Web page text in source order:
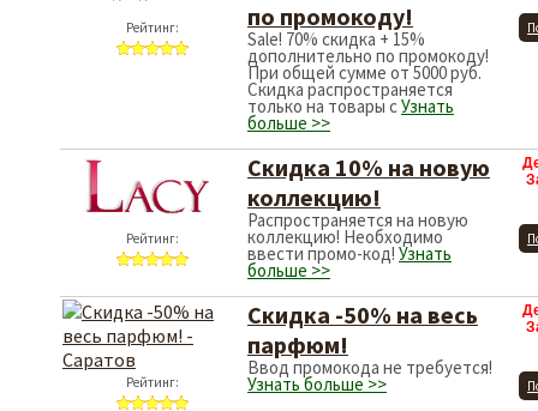
Рейтинг:
по промокоду!
Sale! 70% скидка + 15%
дополнительно по промокоду!
При общей сумме от 5000 руб.
Скидка распространяется
только на товары сУзнать
больше >>
Рейтинг:
Скидка 10% на новую
коллекцию!
Распространяется на новую
коллекцию! Необходимо
ввести промо-код! Узнать
больше >>
Рейтинг:
Скидка -50% на весь
парфюм!
Ввод промокода не требуется!
Узнать больше >>